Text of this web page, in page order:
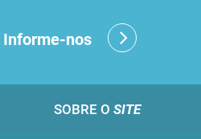
Informe-nos
SOBRE O SITE